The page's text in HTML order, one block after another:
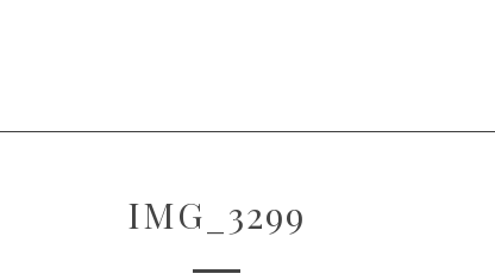
IMG_3299